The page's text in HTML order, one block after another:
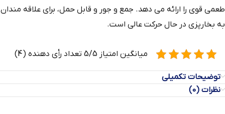
طعمی قوی را ارائه می دهد. جمع و جور و قابل حمل، برای علاقه مندان
به بخارپزی در حال حرکت عالی است.
میانگین امتیاز 5/5 تعداد رأی دهنده (4)
توضیحات تکمیلی
نظرات (0)